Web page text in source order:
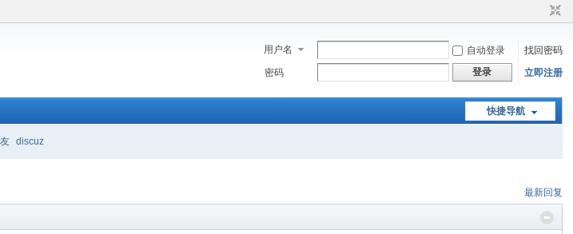
用户名 自动登录
找回密码
密码
登录 立即注册
快捷导航
discuz
最新回复